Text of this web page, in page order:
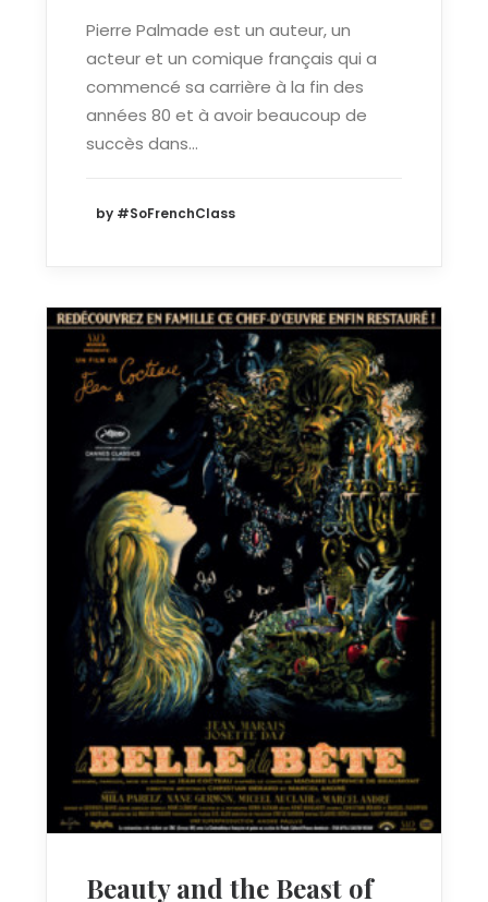
Pierre Palmade est un auteur, un
acteur et un comique français qui a
commencé sa carrière à la fin des
années 80 et à avoir beaucoup de
succès dans…
by #SoFrenchClass
Beauty and the Beast of